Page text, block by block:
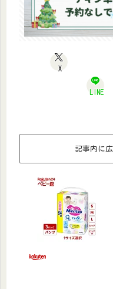
X
LINE
記事内に